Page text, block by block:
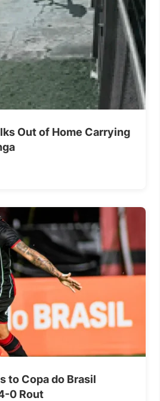
Out of Home Carrying
to Copa do Brasil
0 Rout